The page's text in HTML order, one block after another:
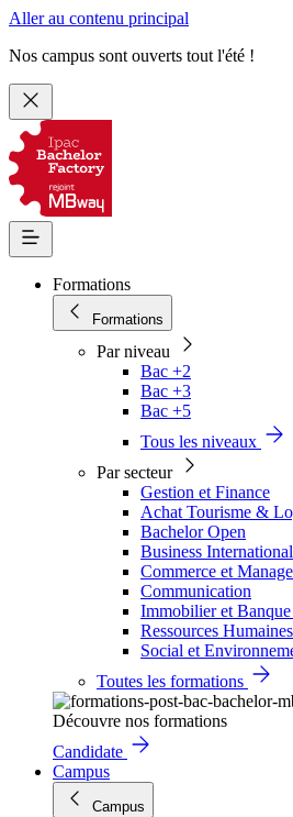
Aller au contenu principal
Nos campus sont ouverts tout l'été !
Formations
Formations
Par niveau
Bac +2
Bac +3
Bac +5
Tous les niveaux
Par secteur
Gestion et Finance
Achat Tourisme &
Bachelor Open
Business International
Commerce et
Communication
Immobilier et Banque
Ressources
Social et
Toutes les formations
Découvre nos formations
Candidate
Campus
Campus